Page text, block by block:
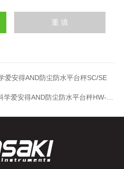
爱安得AND防尘防水平台秤SC/SE
爱安得AND防尘防水平台秤HW-CWP